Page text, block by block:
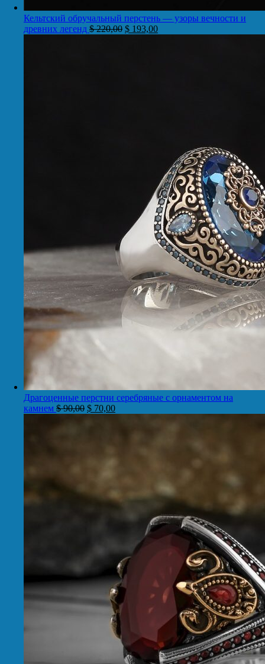
Кельтский обручальный перстень — узоры вечности и
древних легенд $220,00 $ 193,00
Драгоценные перстни серебряные с орнаментом на
камнем $90,00 $ 70,00